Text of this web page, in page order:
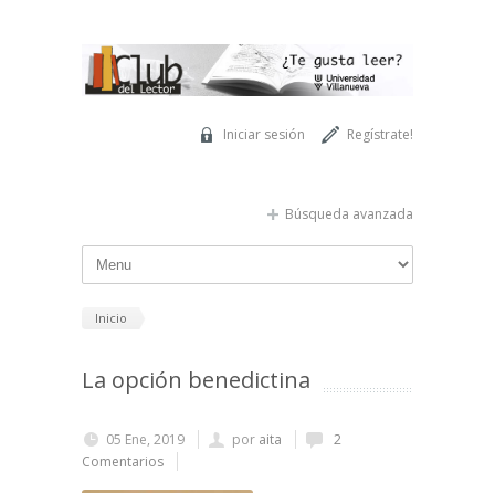
Regístrate!
Iniciar sesión
Búsqueda avanzada
Inicio
La opción benedictina
05 Ene, 2019 por aita
2
Comentarios